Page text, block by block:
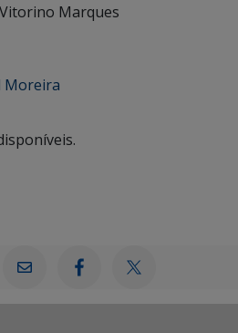
Vitorino Marques
Moreira